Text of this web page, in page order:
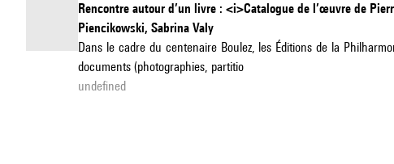
Rencontre autour d’un livre : <i>Catalogue de l’œuvre de
Piencikowski, Sabrina Valy
Dans le cadre du centenaire Boulez, les Éditions de la
documents (photographies, partitio
undefined